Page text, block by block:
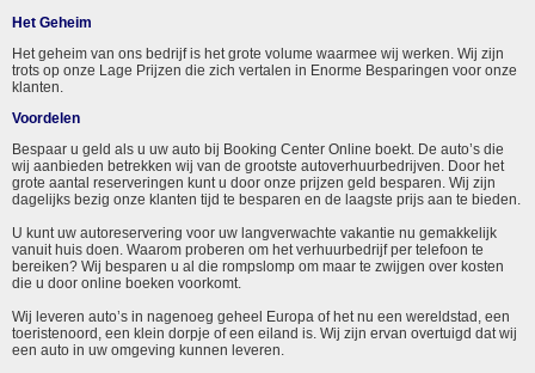
Het Geheim
Het geheim van ons bedrijf is het grote volume waarmee wij werken. Wij zijn
trots op onze Lage Prijzen die zich vertalen in Enorme Besparingen voor onze
klanten.
Voordelen
Bespaar u geld als u uw auto bij Booking Center Online boekt. De auto’s die
wij aanbieden betrekken wij van de grootste autoverhuurbedrijven. Door het
grote aantal reserveringen kunt u door onze prijzen geld besparen. Wij zijn
dagelijks bezig onze klanten tijd te besparen en de laagste prijs aan te bieden.
U kunt uw autoreservering voor uw langverwachte vakantie nu gemakkelijk
vanuit huis doen. Waarom proberen om het verhuurbedrijf per telefoon te
bereiken? Wij besparen u al die rompslomp om maar te zwijgen over kosten
die u door online boeken voorkomt.
Wij leveren auto’s in nagenoeg geheel Europa of het nu een wereldstad, een
toeristenoord, een klein dorpje of een eiland is. Wij zijn ervan overtuigd dat wij
een auto in uw omgeving kunnen leveren.